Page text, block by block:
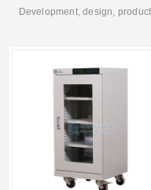
Development, design,